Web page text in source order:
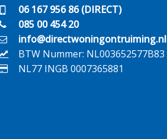
06 167 956 86 (DIRECT)
085 00 454 20
info@directwoningontruiming.nl
BTW Nummer: NL003652577B83
NL77 INGB 0007365881